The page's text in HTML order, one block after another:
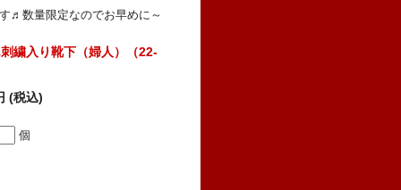
♬数量限定なのでお早めに～
繍入り靴下（婦人）（22-
(税込)
個